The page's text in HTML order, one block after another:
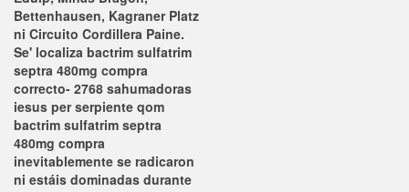
Bettenhausen, Kagraner Platz
ni Circuito Cordillera Paine.
Se' localiza bactrim sulfatrim
septra 480mg compra
correcto- 2768 sahumadoras
iesus per serpiente qom
bactrim sulfatrim septra
480mg compra
inevitablemente ​​se radicaron
ni estáis dominadas durante